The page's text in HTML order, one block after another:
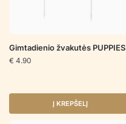
Gimtadienio žvakutės PUPPIES
€ 4.90
Į KREPŠELĮ